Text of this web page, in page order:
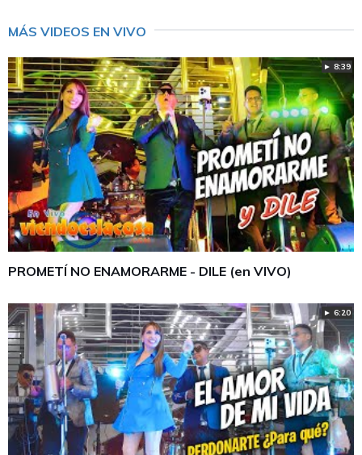
MÁS VIDEOS EN VIVO
► 8:39
PROMETÍ NO ENAMORARME - DILE (en VIVO)
► 6:20